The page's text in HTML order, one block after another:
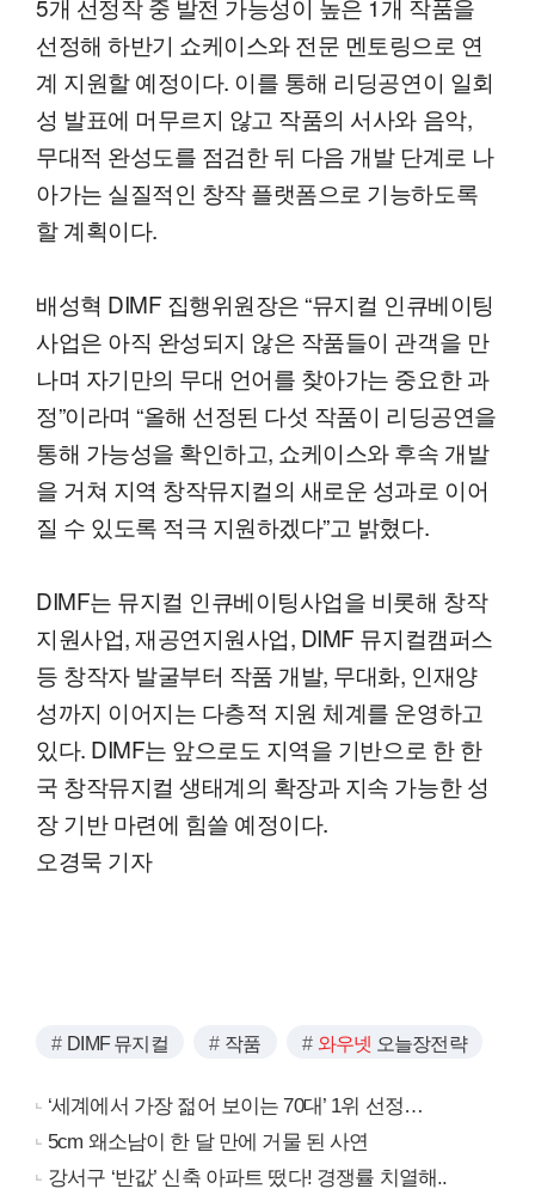
5개 선정작 중 발전 가능성이 높은 1개 작품을
선정해 하반기 쇼케이스와 전문 멘토링으로 연
계 지원할 예정이다. 이를 통해 리딩공연이 일회
성 발표에 머무르지 않고 작품의 서사와 음악,
무대적 완성도를 점검한 뒤 다음 개발 단계로 나
아가는 실질적인 창작 플랫폼으로 기능하도록
할 계획이다.
배성혁 DIMF 집행위원장은 “뮤지컬 인큐베이팅
사업은 아직 완성되지 않은 작품들이 관객을 만
나며 자기만의 무대 언어를 찾아가는 중요한 과
정”이라며 “올해 선정된 다섯 작품이 리딩공연을
통해 가능성을 확인하고, 쇼케이스와 후속 개발
을 거쳐 지역 창작뮤지컬의 새로운 성과로 이어
질 수 있도록 적극 지원하겠다”고 밝혔다.
DIMF는 뮤지컬 인큐베이팅사업을 비롯해 창작
지원사업, 재공연지원사업, DIMF 뮤지컬캠퍼스
등 창작자 발굴부터 작품 개발, 무대화, 인재양
성까지 이어지는 다층적 지원 체계를 운영하고
있다. DIMF는 앞으로도 지역을 기반으로 한 한
국 창작뮤지컬 생태계의 확장과 지속 가능한 성
장 기반 마련에 힘쓸 예정이다.
오경묵 기자
DIMF 뮤지컬 작품 와우넷 오늘장전략
‘세계에서 가장 젊어 보이는 70대’ 1위 선정…
5cm 왜소남이 한 달 만에 거물 된 사연
강서구 ‘반값’ 신축 아파트 떴다! 경쟁률 치열해..